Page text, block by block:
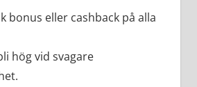
bonus eller cashback på alla
hög vid svagare